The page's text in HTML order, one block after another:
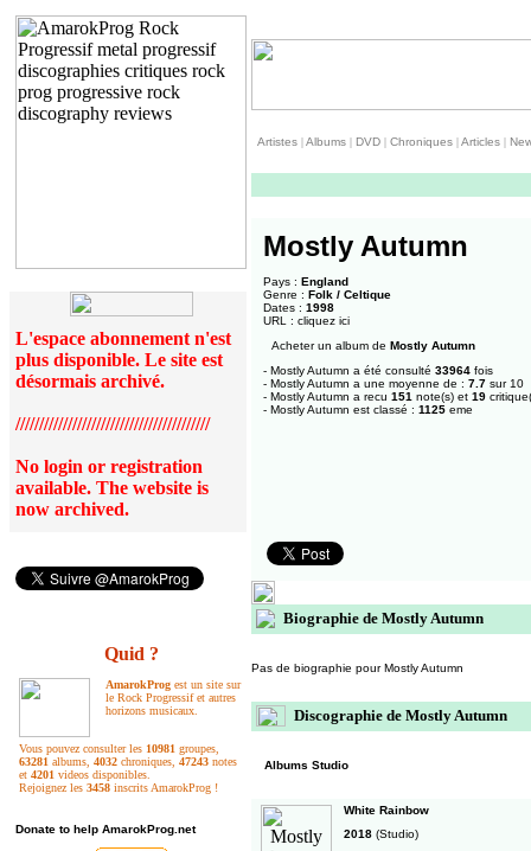
L'espace abonnement n'est
plus disponible. Le site est
désormais archivé.
/////////////////////////////////////////
No login or registration
available. The website is
now archived.
Quid ?
AmarokProg est un site sur
le Rock Progressif et autres
horizons musicaux.
Vous pouvez consulter les 10981 groupes,
63281 albums, 4032 chroniques, 47243 notes
et 4201 videos disponibles.
Rejoignez les 3458 inscrits AmarokProg !
Donate to help AmarokProg.net
Artistes |Albums | DVD | Chroniques |Articles |
Mostly Autumn
Pays : England
Genre : Folk / Celtique
Dates : 1998
URL : cliquez ici
Acheter un album de Mostly Autumn
- Mostly Autumn a été consulté 33964 fois
- Mostly Autumn a une moyenne de : 7.7 sur 10
- Mostly Autumn a recu 151 note(s) et 19
- Mostly Autumn est classé : 1125 eme
Biographie de Mostly Autumn
Pas de biographie pour Mostly Autumn
Discographie de Mostly Autumn
Albums Studio
White Rainbow
2018 (Studio)